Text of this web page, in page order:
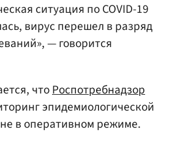
ситуация по COVID-19
вирус перешел в разряд
— говорится
чтоРоспотребнадзор
эпидемиологической
в оперативном режиме.